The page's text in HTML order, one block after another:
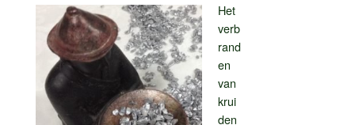
Het
verb
rand
en
van
krui
den